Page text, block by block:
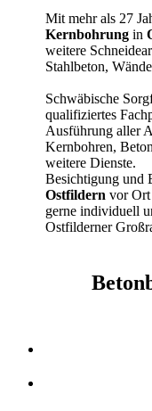
Mit mehr als 27
Kernbohrung in
weitere
Stahlbeton,
Schwäbische
qualifiziertes
Ausführung aller
Kernbohren,
weitere Dienste.
Besichtigung und
Ostfildern vor Ort
gerne individuell
Ostfilderner